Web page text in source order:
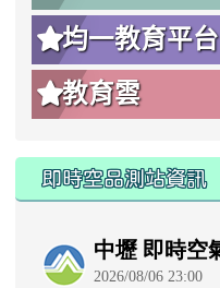
均一教育平台
教育雲
即時空品測站資訊